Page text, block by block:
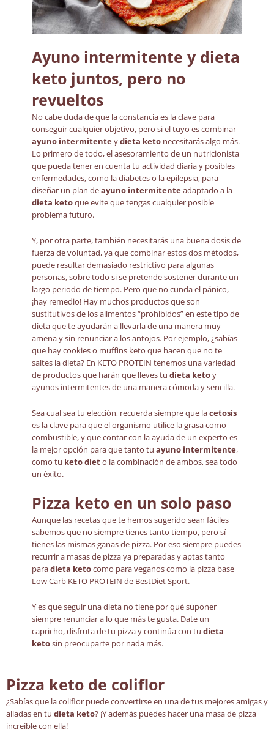
Ayuno intermitente y dieta
keto juntos, pero no
revueltos
No cabe duda de que la constancia es la clave para
conseguir cualquier objetivo, pero si el tuyo es combinar
ayuno intermitenteydieta keto necesitarás algo más.
Lo primero de todo, el asesoramiento de un nutricionista
que pueda tener en cuenta tu actividad diaria y posibles
enfermedades, como la diabetes o la epilepsia, para
diseñar un plan deayuno intermitenteadaptado a la
dieta ketoque evite que tengas cualquier posible
problema futuro.
Y, por otra parte, también necesitarás una buena dosis de
fuerza de voluntad, ya que combinar estos dos métodos,
puede resultar demasiado restrictivo para algunas
personas, sobre todo si se pretende sostener durante un
largo periodo de tiempo. Pero que no cunda el pánico,
¡hay remedio! Hay muchos productos que son
sustitutivos de los alimentos “prohibidos” en este tipo de
dieta que te ayudarán a llevarla de una manera muy
amena y sin renunciar a los antojos. Por ejemplo, ¿sabías
que hay cookies o muffins keto que hacen que no te
saltes la dieta? En KETO PROTEIN tenemos una variedad
de productos que harán que lleves tu dieta ketoy
ayunos intermitentes de una manera cómoda y sencilla.
Sea cual sea tu elección, recuerda siempre que lacetosis
es la clave para que el organismo utilice la grasa como
combustible, y que contar con la ayuda de un experto es
la mejor opción para que tanto tuayuno intermitente,
como tu keto dieto la combinación de ambos, sea todo
un éxito.
Pizza keto en un solo paso
Aunque las recetas que te hemos sugerido sean fáciles
sabemos que no siempre tienes tanto tiempo, pero sí
tienes las mismas ganas de pizza. Por eso siempre puedes
recurrir a masas de pizza ya preparadas y aptas tanto
paradieta ketocomo para veganos como la pizza base
Low Carb KETO PROTEIN de BestDiet Sport.
Y es que seguir una dieta no tiene por qué suponer
siempre renunciar a lo que más te gusta. Date un
capricho, disfruta de tu pizza y continúa con tudieta
ketosin preocuparte por nada más.
Pizza keto de coliflor
¿Sabías que la coliflor puede convertirse en una de tus mejores amigas y
aliadas en tu dieta keto? ¡Y además puedes hacer una masa de pizza
increíble con ella!